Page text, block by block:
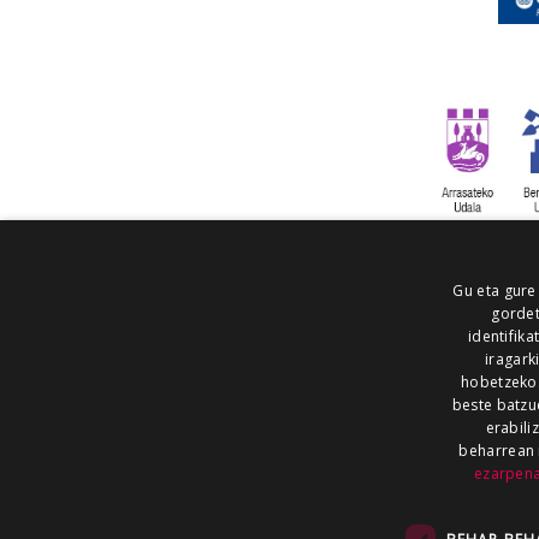
ALEA
Gu eta
hobetzeko.
beste
beharrean